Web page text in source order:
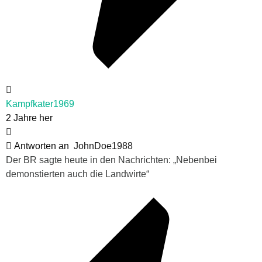
Kampfkater1969
2 Jahre her
Antworten an JohnDoe1988
Der BR sagte heute in den Nachrichten: „Nebenbei
demonstierten auch die Landwirte“